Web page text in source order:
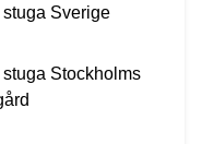
stuga Sverige
stuga Stockholms